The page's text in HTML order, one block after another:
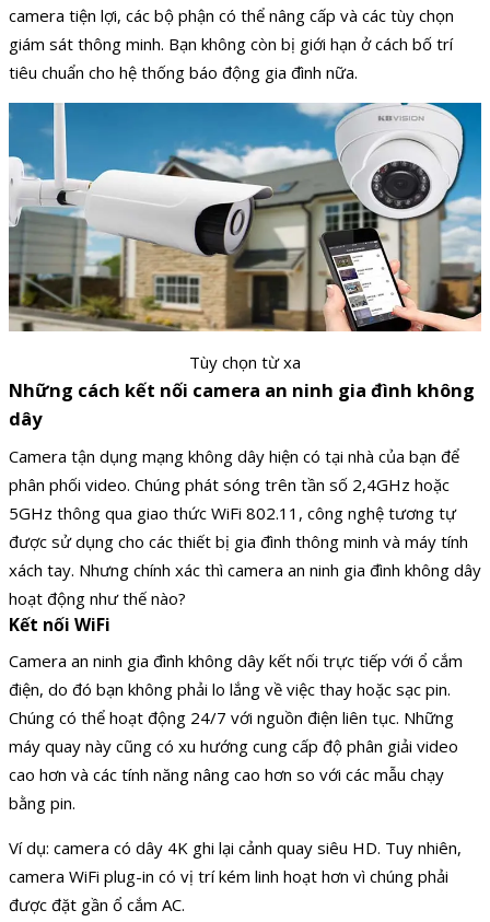
camera tiện lợi, các bộ phận có thể nâng cấp và các tùy chọn
giám sát thông minh. Bạn không còn bị giới hạn ở cách bố trí
tiêu chuẩn cho hệ thống báo động gia đình nữa.
Tùy chọn từ xa
Những cách kết nối camera an ninh gia đình không
dây
Camera tận dụng mạng không dây hiện có tại nhà của bạn để
phân phối video. Chúng phát sóng trên tần số 2,4GHz hoặc
5GHz thông qua giao thức WiFi 802.11, công nghệ tương tự
được sử dụng cho các thiết bị gia đình thông minh và máy tính
xách tay. Nhưng chính xác thì camera an ninh gia đình không dây
hoạt động như thế nào?
Kết nối WiFi
Camera an ninh gia đình không dây kết nối trực tiếp với ổ cắm
điện, do đó bạn không phải lo lắng về việc thay hoặc sạc pin.
Chúng có thể hoạt động 24/7 với nguồn điện liên tục. Những
máy quay này cũng có xu hướng cung cấp độ phân giải video
cao hơn và các tính năng nâng cao hơn so với các mẫu chạy
bằng pin.
Ví dụ: camera có dây 4K ghi lại cảnh quay siêu HD. Tuy nhiên,
camera WiFi plug-in có vị trí kém linh hoạt hơn vì chúng phải
được đặt gần ổ cắm AC.